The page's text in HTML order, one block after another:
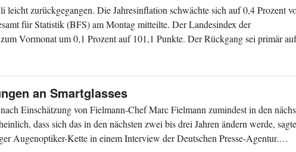
leicht zurückgegangen. Die Jahresinflation schwächte sich auf 0,4 Prozent
für Statistik (BFS) am Montag mitteilte. Der Landesindex der
Vormonat um 0,1 Prozent auf 101,1 Punkte. Der Rückgang sei primär auf
an Smartglasses
Einschätzung von Fielmann-Chef Marc Fielmann zumindest in den
dass sich das in den nächsten zwei bis drei Jahren ändern werde, sagte
Augenoptiker-Kette in einem Interview der Deutschen Presse-Agentur.